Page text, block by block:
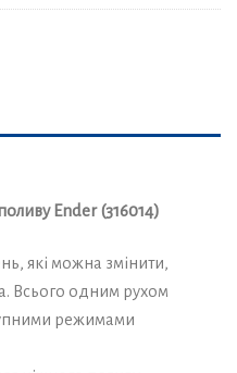
Ender (316014)
які можна змінити,
Всього одним рухом
режимами